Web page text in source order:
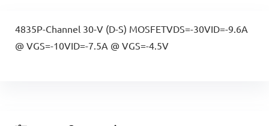
4835P-Channel 30-V (D-S) MOSFETVDS=-30VID=-9.6A
@ VGS=-10VID=-7.5A @ VGS=-4.5V